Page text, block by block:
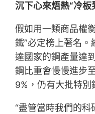
沉下心來焐熱“冷板
假如用一類商品權
鐵”必定榜上著名
達國家的鋼產量達
鋼比重會慢慢進步
9%，仍有大批特別
“盡管當時我們的